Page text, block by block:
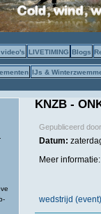
LIVETIMING Blogs
IJs &
KNZB -
Gepubliceerd door
Datum:
Meer informatie:
wedstrijd